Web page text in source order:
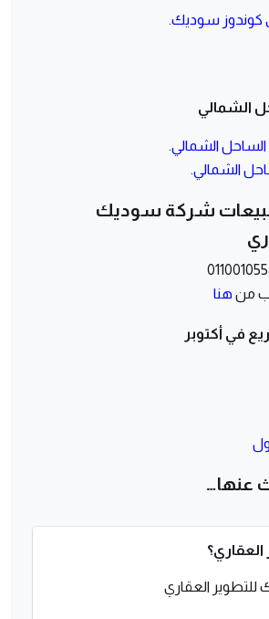
كوندوز سوديك.
الشمالي
الشمالي.
الشمالي.
شركة سوديك
من هنا
في أكتوبر
عنها…
العقاري